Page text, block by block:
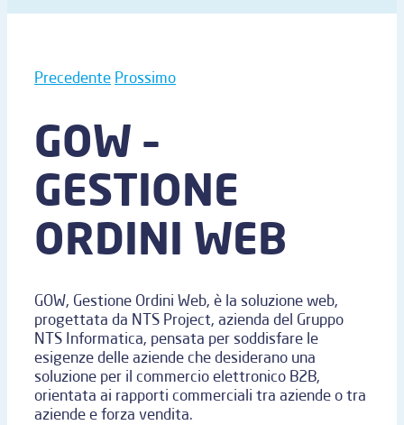
Precedente Prossimo
GOW –
GESTIONE
ORDINI WEB
GOW, Gestione Ordini Web, è la soluzione web,
progettata da NTS Project, azienda del Gruppo
NTS Informatica, pensata per soddisfare le
esigenze delle aziende che desiderano una
soluzione per il commercio elettronico B2B,
orientata ai rapporti commerciali tra aziende o tra
aziende e forza vendita.